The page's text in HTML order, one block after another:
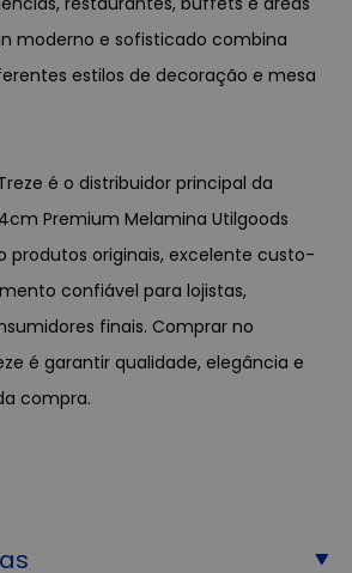
moderno e sofisticado combina
estilos de decoração e mesa
é o distribuidor principal da
Premium Melamina Utilgoods
produtos originais, excelente custo-
confiável para lojistas,
finais. Comprar no
é garantir qualidade, elegância e
compra.